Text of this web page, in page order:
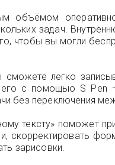
объёмом
задач.
чтобы вы могли
легко
с помощью S Pen
без переключения
тексту» поможет
скорректировать
зарисовки.